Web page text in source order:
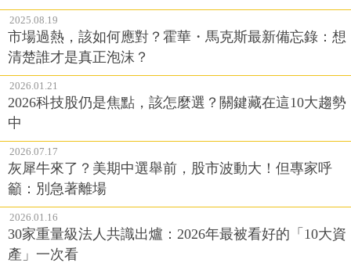
2025.08.19
市場過熱，該如何應對？霍華・馬克斯最新備忘錄：想
清楚誰才是真正泡沫？
2026.01.21
2026科技股仍是焦點，該怎麼選？關鍵藏在這10大趨勢
中
2026.07.17
灰犀牛來了？美期中選舉前，股市波動大！但專家呼
籲：別急著離場
2026.01.16
30家重量級法人共識出爐：2026年最被看好的「10大資
產」一次看